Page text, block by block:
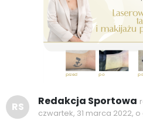
RS Redakcja Sportowa
czwartek, 31 marca 2022, o